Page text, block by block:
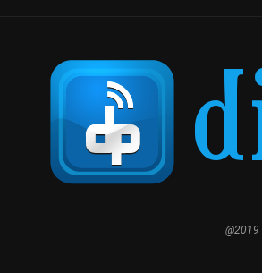
@2019